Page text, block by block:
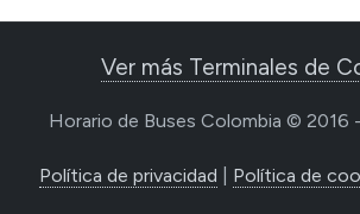
Ver más Terminales de
Horario de Buses Colombia © 2016
Política de privacidad Política de